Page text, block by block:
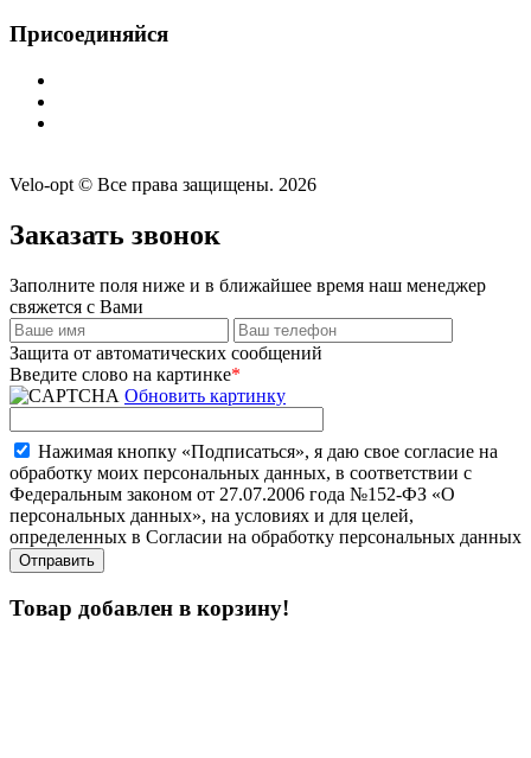
Присоединяйся
Velo-opt © Все права защищены. 2026
Заказать звонок
Заполните поля ниже и в ближайшее время наш менеджер
свяжется с Вами
Защита от автоматических сообщений
Введите слово на картинке*
Обновить картинку
Нажимая кнопку «Подписаться», я даю свое согласие на
обработку моих персональных данных, в соответствии с
Федеральным законом от 27.07.2006 года №152-ФЗ «О
персональных данных», на условиях и для целей,
определенных в Согласии на обработку персональных данных
Товар добавлен в корзину!